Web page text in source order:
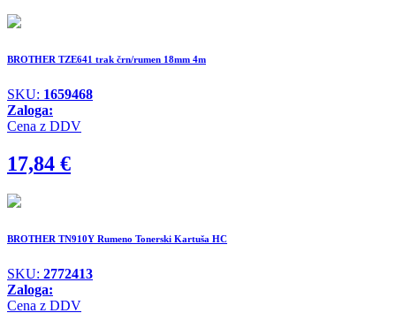
BROTHER TZE641 trak črn/rumen 18mm 4m
SKU: 1659468
Zaloga:
Cena z DDV
17,84 €
BROTHER TN910Y Rumeno Tonerski Kartuša HC
SKU: 2772413
Zaloga:
Cena z DDV